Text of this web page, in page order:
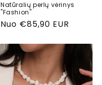
Natūralių perlų vėrinys
"Fashion"
Reguliari
Nuo €85,90 EUR